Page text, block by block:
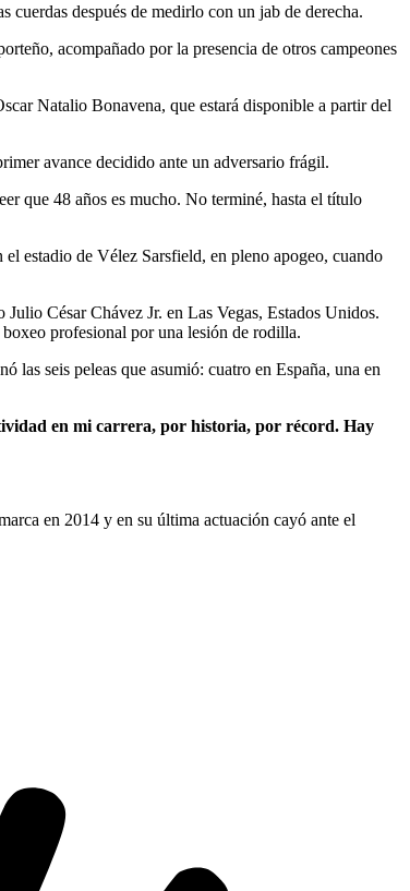
después de medirlo con un jab de derecha.
acompañado por la presencia de otros campeones
Natalio Bonavena, que estará disponible a partir del
avance decidido ante un adversario frágil.
que 48 años es mucho. No terminé, hasta el título
el estadio de Vélez Sarsfield, en pleno apogeo, cuando
César Chávez Jr. en Las Vegas, Estados Unidos.
profesional por una lesión de rodilla.
las seis peleas que asumió: cuatro en España, una en
en mi carrera, por historia, por récord. Hay
en 2014 y en su última actuación cayó ante el